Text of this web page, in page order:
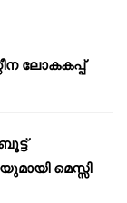
ലോകകപ്പ്
മെസ്സി